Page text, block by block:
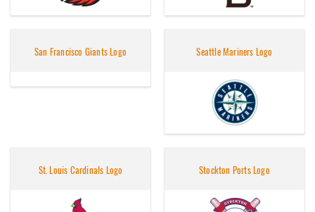
San Francisco Giants Logo Seattle Mariners Logo
St. Louis Cardinals Logo Stockton Ports Logo